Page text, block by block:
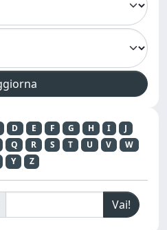
D E F G H I
J
Q R S T U V
W
Y Z